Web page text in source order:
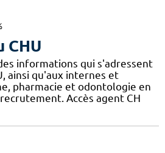
CHU
informations qui s'adressent
ainsi qu'aux internes et
pharmacie et odontologie en
Accès agent CH